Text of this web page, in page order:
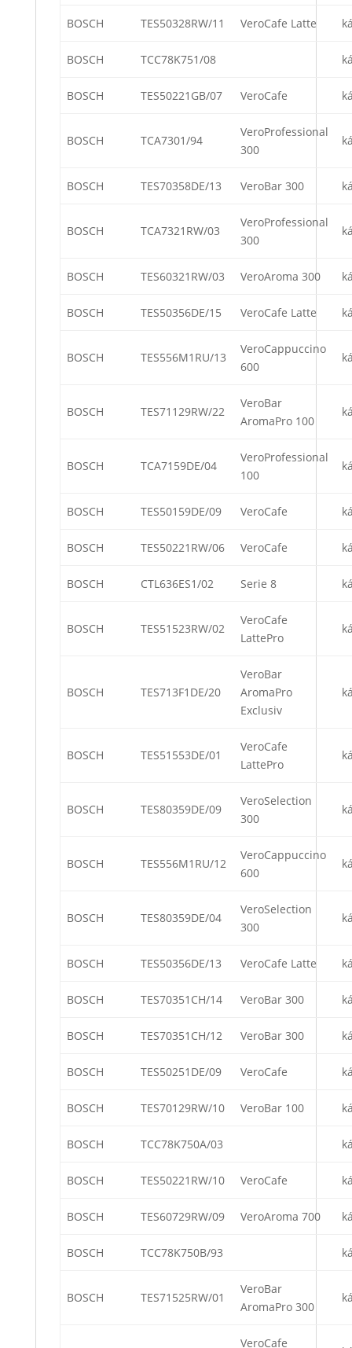
BOSCH TES50328RW/11 VeroCafe Latte
BOSCH TCC78K751/08
BOSCH TES50221GB/07 VeroCafe
BOSCH TCA7301/94
VeroProfessional
300
BOSCH TES70358DE/13 VeroBar 300
BOSCH TCA7321RW/03
VeroProfessional
300
BOSCH TES60321RW/03 VeroAroma 300
BOSCH TES50356DE/15 VeroCafe Latte
BOSCH TES556M1RU/13
VeroCappuccino
600
BOSCH TES71129RW/22
VeroBar
AromaPro 100
BOSCH TCA7159DE/04
VeroProfessional
100
BOSCH TES50159DE/09 VeroCafe
BOSCH TES50221RW/06 VeroCafe
BOSCH CTL636ES1/02 Serie 8
BOSCH TES51523RW/02
VeroCafe
LattePro
BOSCH TES713F1DE/20
VeroBar
AromaPro
Exclusiv
BOSCH TES51553DE/01
VeroCafe
LattePro
BOSCH TES80359DE/09
VeroSelection
300
BOSCH TES556M1RU/12
VeroCappuccino
600
BOSCH TES80359DE/04
VeroSelection
300
BOSCH TES50356DE/13 VeroCafe Latte
BOSCH TES70351CH/14 VeroBar 300
BOSCH TES70351CH/12 VeroBar 300
BOSCH TES50251DE/09 VeroCafe
BOSCH TES70129RW/10 VeroBar 100
BOSCH TCC78K750A/03
BOSCH TES50221RW/10 VeroCafe
BOSCH TES60729RW/09 VeroAroma 700
BOSCH TCC78K750B/93
BOSCH TES71525RW/01
VeroBar
AromaPro 300
VeroCafe